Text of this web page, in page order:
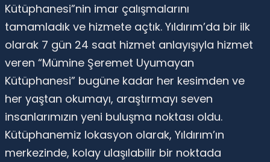
Kütüphanesi”nin imar çalışmalarını
tamamladık ve hizmete açtık. Yıldırım’da bir ilk
olarak 7 gün 24 saat hizmet anlayışıyla hizmet
veren “Mümine Şeremet Uyumayan
Kütüphanesi” bugüne kadar her kesimden ve
her yaştan okumayı, araştırmayı seven
insanlarımızın yeni buluşma noktası oldu.
Kütüphanemiz lokasyon olarak, Yıldırım’ın
merkezinde, kolay ulaşılabilir bir noktada